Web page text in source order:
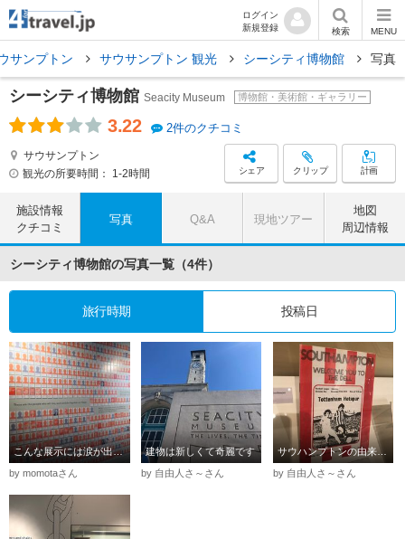
ログイン
新規登録
検索 MENU
サンプトン サウサンプトン 観光 シーシティ博物館 写真
シーシティ博物館 Seacity Museum 博物館・美術館・ギャラリー
3.22 2件のクチコミ
サウサンプトン
観光の所要時間：
1-2時間 シェア クリップ 計画
施設情報
クチコミ
写真 Q&A 現地ツアー
地図
周辺情報
シーシティ博物館の写真一覧（4件）
旅行時期 投稿日
こんな展示には涙が出ます
by momotaさん
建物は新しくて奇麗です
by 自由人さ～さん
サウハンプトンの由来のある、過去の展示が多いです
by 自由人さ～さん